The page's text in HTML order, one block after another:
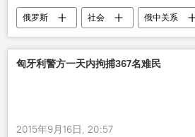
俄罗斯 社会
俄中关系
文化生活
中国
匈牙利警方一天内拘捕367名难民
2015年9月16日, 20:57